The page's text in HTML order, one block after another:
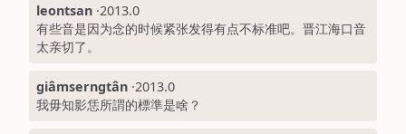
leontsan ·2013.0
有些音是因为念的时候紧张发得有点不标准吧。晋江海口音
太亲切了。
giâmserngtân ·2013.0
我毋知影恁所謂的標準是啥？